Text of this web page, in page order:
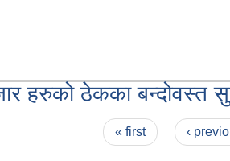
हरुको ठेकका बन्दोवस्त
« first ‹